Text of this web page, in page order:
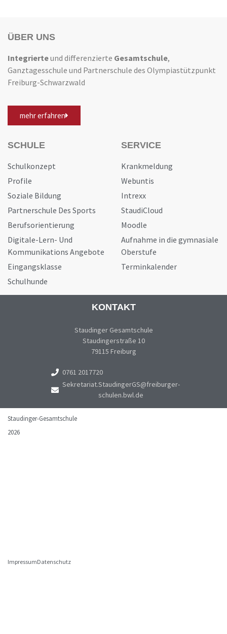
ÜBER UNS
Integrierteund differenzierte Gesamtschule,
Ganztagesschule und Partnerschule des Olympiastützpunkt
Freiburg-Schwarzwald
mehr erfahren
SCHULE
Schulkonzept
Profile
Soziale Bildung
Partnerschule Des Sports
Berufsorientierung
Digitale-Lern- Und
Kommunikations Angebote
Eingangsklasse
Schulhunde
SERVICE
Krankmeldung
Webuntis
Intrexx
StaudiCloud
Moodle
Aufnahme in die gymnasiale
Oberstufe
Terminkalender
KONTAKT
Staudinger Gesamtschule
Staudingerstraße 10
79115 Freiburg
0761 2017720
Sekretariat.StaudingerGS@freiburger-
schulen.bwl.de
Staudinger-Gesamtschule
2026
ImpressumDatenschutz